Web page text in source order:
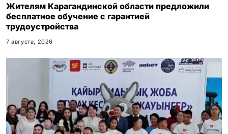
Жителям Карагандинской области предложили
бесплатное обучение с гарантией
трудоустройства
7 августа, 2026